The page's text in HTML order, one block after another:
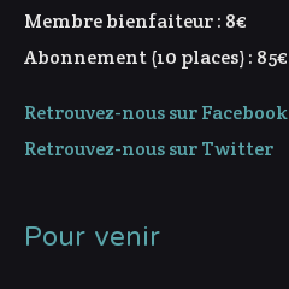
Membre bienfaiteur : 8€
Abonnement (10 places) : 85€
Retrouvez-nous sur Facebook
Retrouvez-nous sur Twitter
Pour venir